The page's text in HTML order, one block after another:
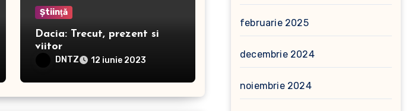
Ştiinţă
Dacia: Trecut, prezent si
viitor
DNTZ 12 iunie 2023
februarie 2025
decembrie 2024
noiembrie 2024